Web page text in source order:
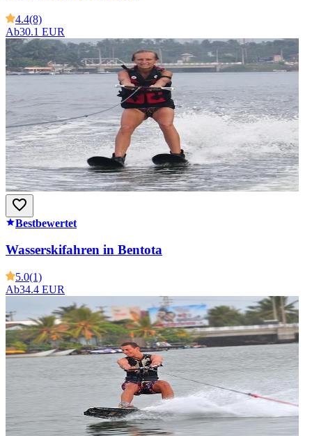
4.4(8)
Ab30.1 EUR
Bestbewertet
Wasserskifahren in Bentota
5.0(1)
Ab34.4 EUR